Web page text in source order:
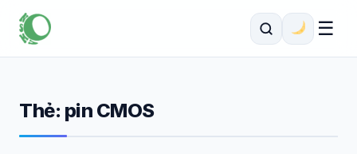
☰
Thẻ: pin CMOS